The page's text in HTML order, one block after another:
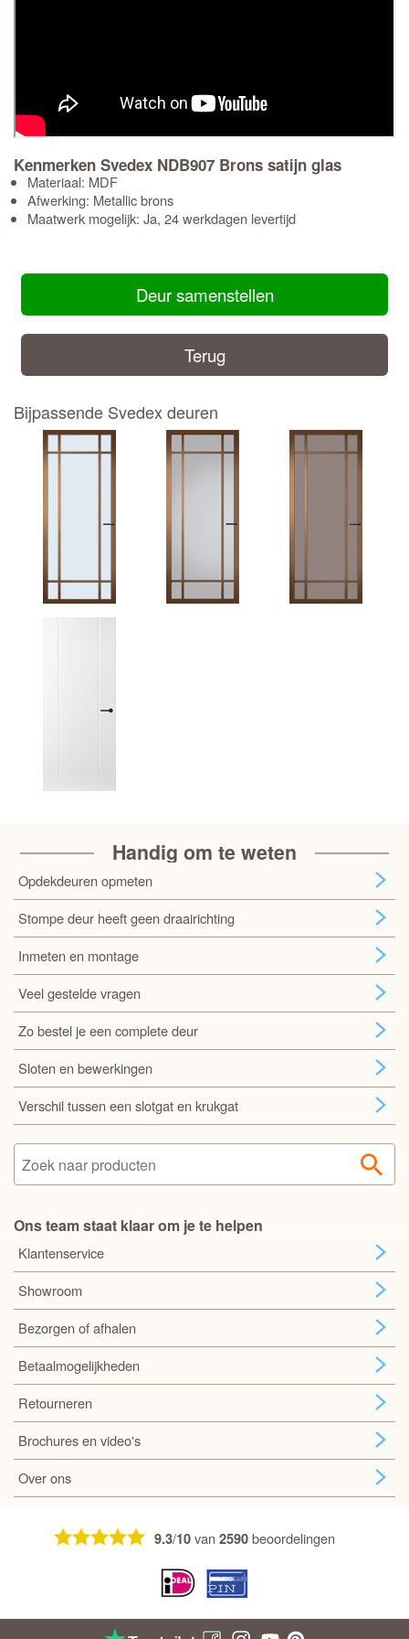
Kenmerken Svedex NDB907 Brons satijn glas
Materiaal: MDF
Afwerking: Metallic brons
Maatwerk mogelijk: Ja, 24 werkdagen levertijd
Deur samenstellen
Terug
Bijpassende Svedex deuren
Handig om te weten
Opdekdeuren opmeten
Stompe deur heeft geen draairichting
Inmeten en montage
Veel gestelde vragen
Zo bestel je een complete deur
Sloten en bewerkingen
Verschil tussen een slotgat en krukgat
Ons team staat klaar om je te helpen
Klantenservice
Showroom
Bezorgen of afhalen
Betaalmogelijkheden
Retourneren
Brochures en video's
Over ons
9.3/10van2590beoordelingen